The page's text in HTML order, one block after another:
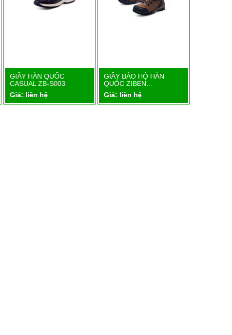
Chi tiết
GIẦY HÀN QUỐC
CASUAL ZB-S003
Giá: liên hệ
Chi tiết
GIẦY BẢO HỘ HÀN
QUỐC ZIBEN…
Giá: liên hệ